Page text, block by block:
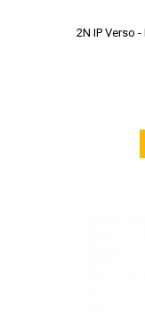
2N IP Verso